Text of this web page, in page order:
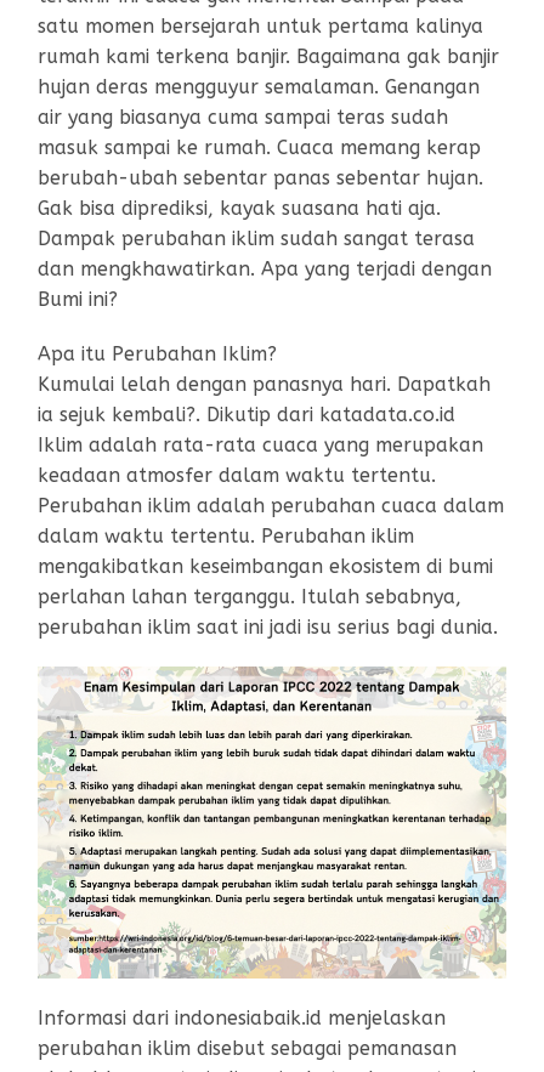
satu momen bersejarah untuk pertama kalinya
rumah kami terkena banjir. Bagaimana gak banjir
hujan deras mengguyur semalaman. Genangan
air yang biasanya cuma sampai teras sudah
masuk sampai ke rumah. Cuaca memang kerap
berubah-ubah sebentar panas sebentar hujan.
Gak bisa diprediksi, kayak suasana hati aja.
Dampak perubahan iklim sudah sangat terasa
dan mengkhawatirkan. Apa yang terjadi dengan
Bumi ini?
Apa itu Perubahan Iklim?
Kumulai lelah dengan panasnya hari. Dapatkah
ia sejuk kembali?. Dikutip dari katadata.co.id
Iklim adalah rata-rata cuaca yang merupakan
keadaan atmosfer dalam waktu tertentu.
Perubahan iklim adalah perubahan cuaca dalam
dalam waktu tertentu. Perubahan iklim
mengakibatkan keseimbangan ekosistem di bumi
perlahan lahan terganggu. Itulah sebabnya,
perubahan iklim saat ini jadi isu serius bagi dunia.
Informasi dari indonesiabaik.id menjelaskan
perubahan iklim disebut sebagai pemanasan